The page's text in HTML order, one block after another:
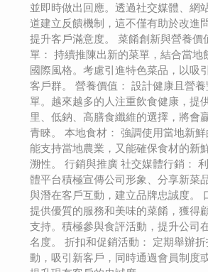
並即時做出回應。透過社交媒體、網
道建立反饋機制，這不僅有助於改進
提升客戶滿意度。 菜餚創新與營養價
單： 持續推陳出新的菜單，結合當地
國際風格。考慮引進特色菜品，以吸
客戶群。 營養價值： 設計健康且營
單。越來越多的人注重飲食健康，提
里、低鈉、高膳食纖維的選擇，將會
青睞。 本地食材： 強調使用當地新
能支持當地農業，又能確保食材的新
溯性。 行銷與推廣 社交媒體行銷：
體平台積極宣傳公司形象、分享新菜
與潛在客戶互動，建立品牌忠誠度。
提供優質的服務和美味的菜餚，獲得
支持。積極參與食評活動，提升公司
名度。 折扣和促銷活動： 定期舉辦
動，吸引新客戶，同時通過會員制度